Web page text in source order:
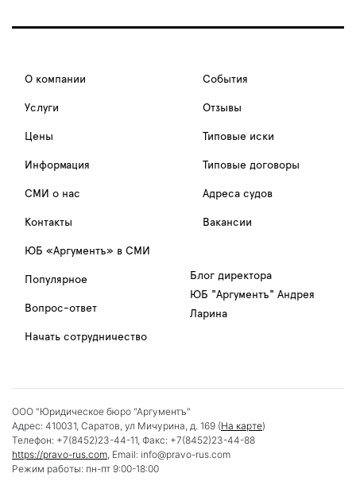
О компании
Услуги
Цены
Информация
СМИ о нас
Контакты
События
Отзывы
Типовые иски
Типовые договоры
Адреса судов
Вакансии
ЮБ «Аргументъ» в СМИ
Популярное
Вопрос-ответ
Начать сотрудничество
Блог директора
ЮБ "Аргументъ" Андрея
Ларина
ООО "Юридическое бюро "Аргументъ"
Адрес: 410031, Саратов, ул Мичурина, д. 169 (На карте)
Телефон: +7(8452)23-44-11, Факс: +7(8452)23-44-88
https://pravo-rus.com, Email: info@pravo-rus.com
Режим работы: пн-пт 9:00-18:00